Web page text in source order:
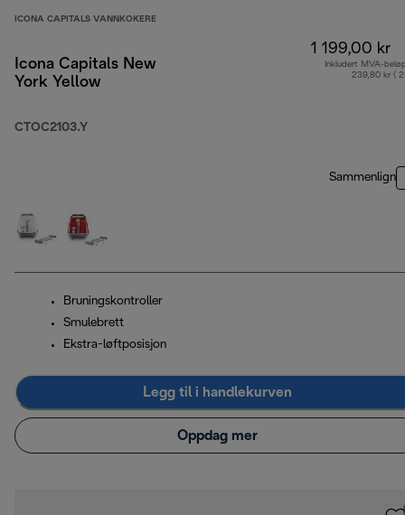
ICONA CAPITALS VANNKOKERE
Icona Capitals New
York Yellow
CTOC2103.Y
1 199,00 kr
Inkludert MVA-
239,80 kr (
Sammenlign
Bruningskontroller
Smulebrett
Ekstra-løftposisjon
Legg til i handlekurven
Oppdag mer